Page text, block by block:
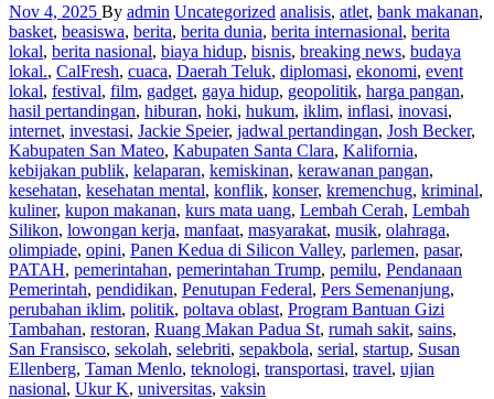
Nov 4, 2025 By admin Uncategorized analisis, atlet, bank makanan,
basket, beasiswa, berita, berita dunia, berita internasional, berita
lokal, berita nasional, biaya hidup, bisnis, breaking news, budaya
lokal., CalFresh, cuaca, Daerah Teluk, diplomasi, ekonomi, event
lokal, festival, film, gadget, gaya hidup, geopolitik, harga pangan,
hasil pertandingan, hiburan, hoki, hukum, iklim, inflasi, inovasi,
internet, investasi, Jackie Speier, jadwal pertandingan, Josh Becker,
Kabupaten San Mateo, Kabupaten Santa Clara, Kalifornia,
kebijakan publik, kelaparan, kemiskinan, kerawanan pangan,
kesehatan, kesehatan mental, konflik, konser, kremenchug, kriminal,
kuliner, kupon makanan, kurs mata uang, Lembah Cerah, Lembah
Silikon, lowongan kerja, manfaat, masyarakat, musik, olahraga,
olimpiade, opini, Panen Kedua di Silicon Valley, parlemen, pasar,
PATAH, pemerintahan, pemerintahan Trump, pemilu, Pendanaan
Pemerintah, pendidikan, Penutupan Federal, Pers Semenanjung,
perubahan iklim, politik, poltava oblast, Program Bantuan Gizi
Tambahan, restoran, Ruang Makan Padua St, rumah sakit, sains,
San Fransisco, sekolah, selebriti, sepakbola, serial, startup, Susan
Ellenberg, Taman Menlo, teknologi, transportasi, travel, ujian
nasional, Ukur K, universitas, vaksin